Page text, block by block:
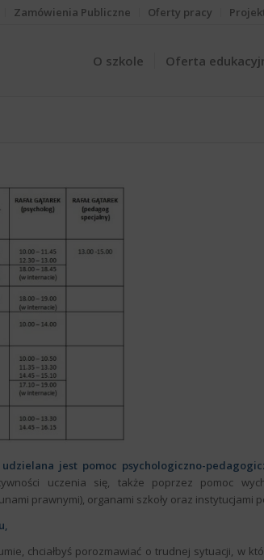
Zamówienia Publiczne Oferty pracy
O szkole Oferta
jest pomoc psychologiczno-
uczenia się, także poprzez pomoc
prawnymi), organami szkoły oraz instytucjami
chciałbyś porozmawiać o trudnej sytuacji, w